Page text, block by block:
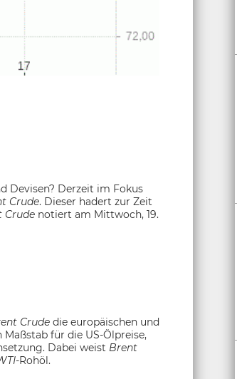
Devisen? Derzeit im Fokus
Crude. Dieser hadert zur Zeit
Crude notiert am Mittwoch, 19.
Crude die europäischen und
Maßstab für die US-Ölpreise,
Dabei weist Brent
-Rohöl.